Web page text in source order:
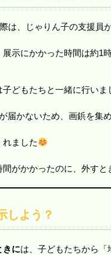
は、じゃりん子の支援員
示にかかった時間は約1
どもたちと一緒に行いま
届かないため、画鋲を集
ました
がかかったのに、外す
しよう？
きには、子どもたちから「